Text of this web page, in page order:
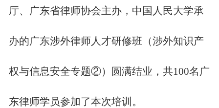
厅、广东省律师协会主办，中国人民大学承
办的广东涉外律师人才研修班（涉外知识产
权与信息安全专题②）圆满结业，共100名 广
东律师学员参加了本次培训。